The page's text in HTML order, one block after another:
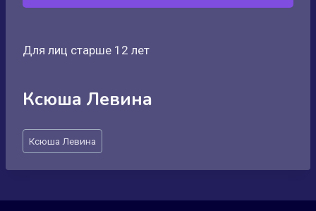
Для лиц старше 12 лет
Ксюша Левина
Метки
записи:
Ксюша Левина